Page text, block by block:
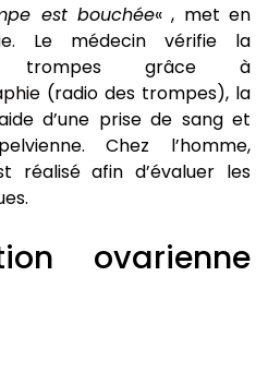
est bouchée« , met en
Le médecin vérifie la
trompes grâce à
(radio des trompes), la
d’une prise de sang et
Chez l’homme,
réalisé afin d’évaluer les
ovarienne